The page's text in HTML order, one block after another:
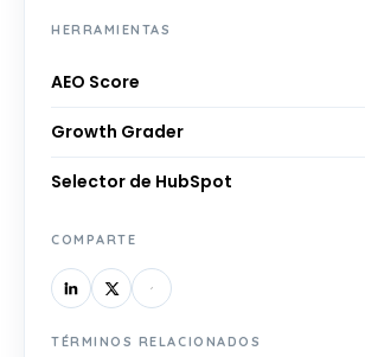
HERRAMIENTAS
AEO Score
Growth Grader
Selector de HubSpot
COMPARTE
TÉRMINOS RELACIONADOS